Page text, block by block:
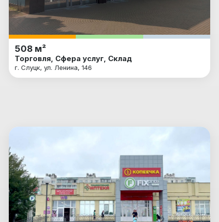
508 м²
Торговля, Сфера услуг, Склад
г. Слуцк, ул. Ленина, 146